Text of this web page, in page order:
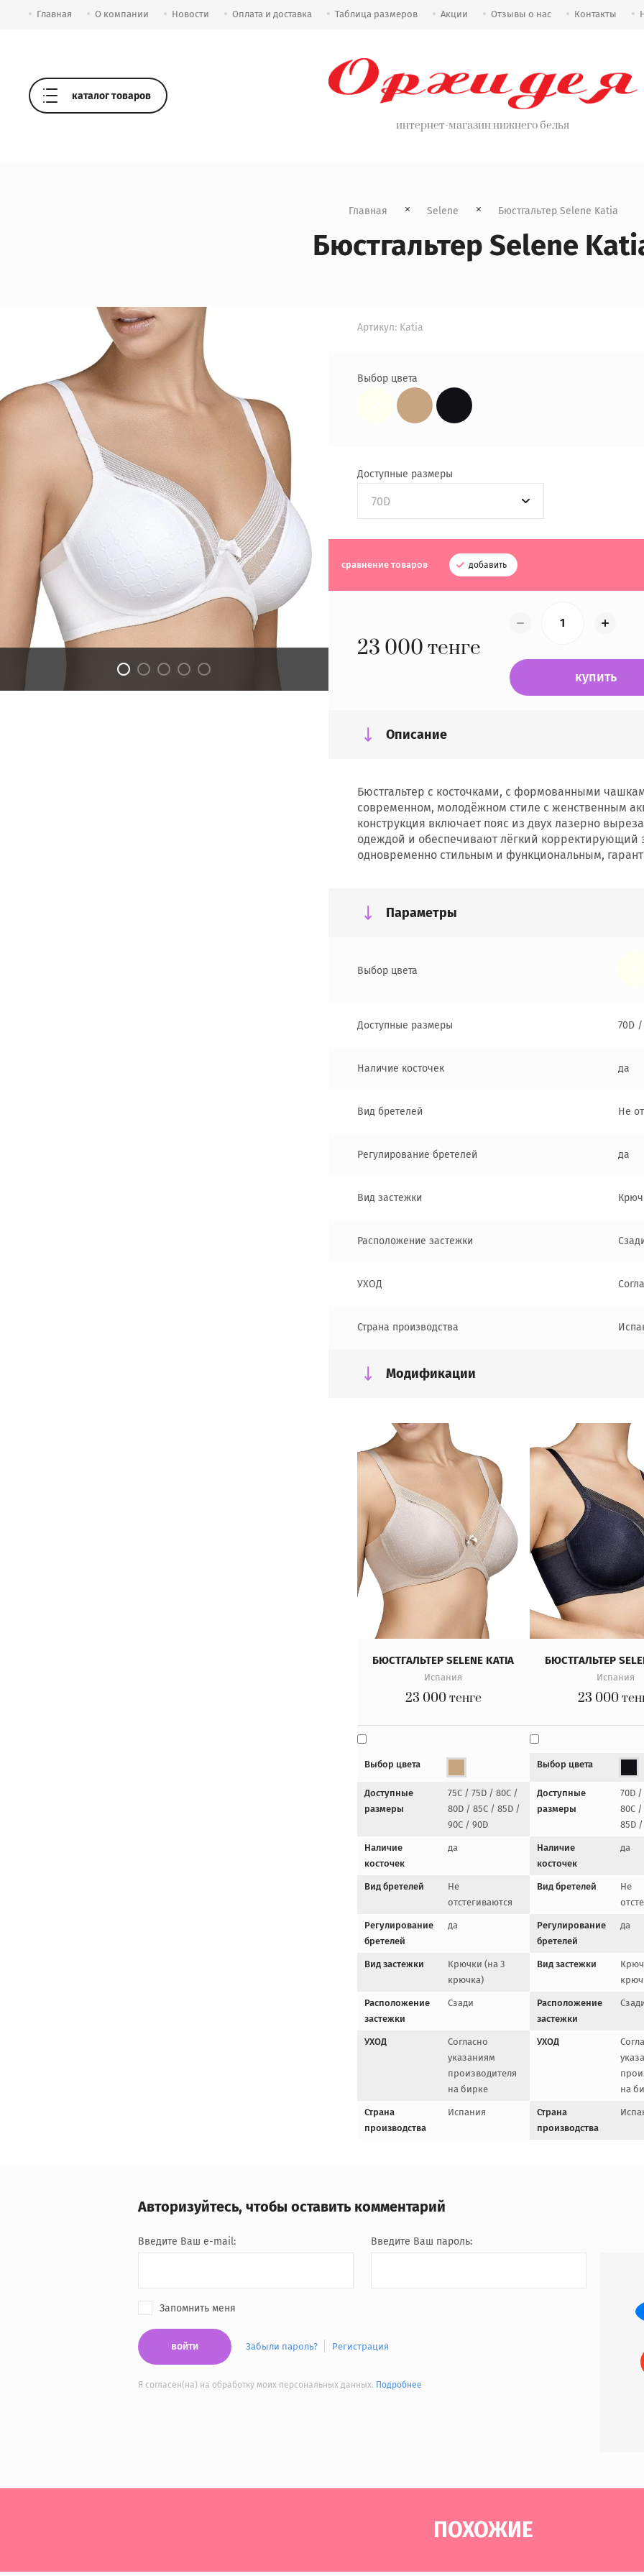
Главная О компании Новости Оплата и доставка Таблица размеров Акции Отзывы о нас Контакты
каталог товаров
интернет-магазин нижнего белья
Главная Selene
  Бюстгальтер Selene Katia
Бюстгальтер Selene
Артикул:Katia
Выбор цвета
Доступные размеры
70D
сравнение товаров добавить
23 000 тенге
купить
Описание
Бюстгальтер с косточками, с формованными
современном, молодёжном стиле с женственным
конструкция включает пояс из двух лазерно
одеждой и обеспечивают лёгкий корректирующий
одновременно стильным и функциональным,
Параметры
Выбор цвета
Доступные размеры 70D
Наличие косточек да
Вид бретелей Не
Регулирование бретелей да
Вид застежки
Расположение застежки
УХОД
Страна производства
Модификации
БЮСТГАЛЬТЕР SELENE KATIA
Испания
23 000тенге
Выбор цвета
Доступные
размеры
75C / 75D / 80C /
80D / 85C / 85D /
90C / 90D
Наличие
косточек
да
Вид бретелей
Не
отстегиваются
Регулирование
бретелей
да
Вид застежки
Крючки (на 3
крючка)
Расположение
застежки
Сзади
УХОД
Согласно
указаниям
производителя
на бирке
Страна
производства
Испания
БЮСТГАЛЬТЕР
Испания
23 000
Выбор цвета
Доступные
размеры
70D
80C
85D
Наличие
косточек
да
Вид бретелей
Не
Регулирование
бретелей
да
Вид застежки
Расположение
застежки
УХОД
на
Страна
производства
Авторизуйтесь, чтобы оставить комментарий
Введите Ваш e-mail: Введите Ваш пароль:
Запомнить меня
войти Забыли пароль? Регистрация
Я согласен(на) на обработку моих персональных данных. Подробнее
ПОХОЖИЕ